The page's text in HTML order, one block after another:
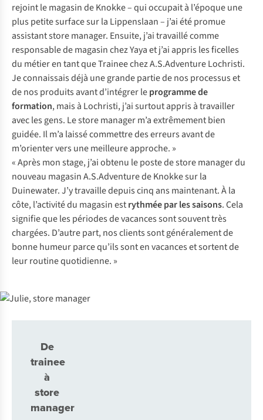
rejoint le magasin de Knokke – qui occupait à l’époque une
plus petite surface sur la Lippenslaan – j’ai été promue
assistant store manager. Ensuite, j’ai travaillé comme
responsable de magasin chez Yaya et j’ai appris les ficelles
du métier en tant queTrainee chez A.S.Adventure Lochristi.
Je connaissais déjà une grande partie de nos processus et
de nos produits avant d’intégrer leprogramme de
formation,mais à Lochristi, j’ai surtout appris à travailler
avec les gens. Le store manager m’a extrêmement bien
guidée. Il m’a laissé commettre des erreurs avant de
m’orienter vers une meilleure approche. »
« Après mon stage, j’ai obtenu le poste de store manager du
nouveau magasin A.S.Adventure de Knokke sur la
Duinewater. J’y travaille depuis cinq ans maintenant. À la
côte, l’activité du magasin estrythmée par les saisons. Cela
signifie que les périodes de vacances sont souvent très
chargées. D’autre part, nos clients sont généralement de
bonne humeur parce qu’ils sont en vacances et sortent de
leur routine quotidienne. »
De
trainee
à
store
manager